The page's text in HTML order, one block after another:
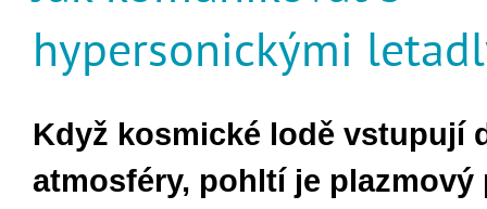
hypersonickými
Když kosmické lodě vstupují
atmosféry, pohltí je